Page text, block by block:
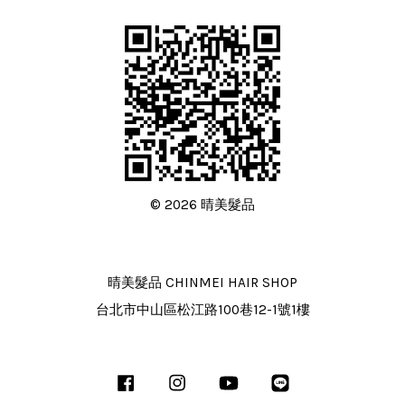
© 2026 晴美髮品
晴美髮品 CHINMEI HAIR SHOP
台北市中山區松江路100巷12-1號1樓
Facebook InstagramYouTube